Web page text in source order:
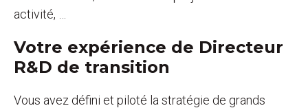
activité, …
Votre expérience de Directeur
R&D de transition
Vous avez défini et piloté la stratégie de grands